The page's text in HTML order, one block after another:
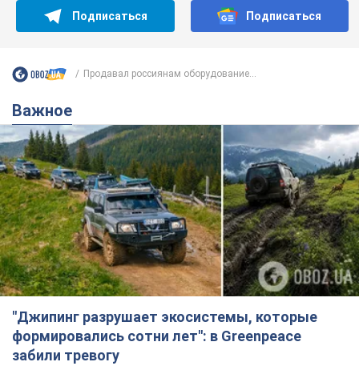
Подписаться Подписаться
Продавал россиянам оборудование...
Важное
"Джипинг разрушает экосистемы, которые
формировались сотни лет": в Greenpeace
забили тревогу